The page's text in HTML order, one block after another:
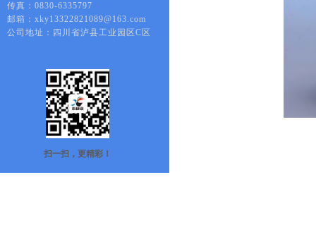
扫一扫，更精彩！
传真：0830-6335797
邮箱：xky13322821089@163.com
公司地址：四川省泸县工业园区C区